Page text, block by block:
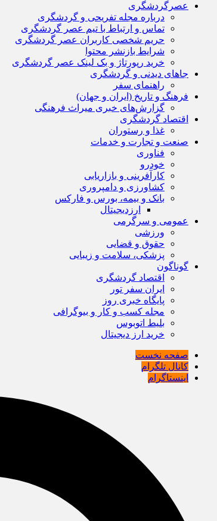
عصرگردشگری
درباره مجله تفریحی و گردشگری
تماس و ارتباط با تیم عصر گردشگری
حریم شخصی کاربران عصر گردشگری
شرایط بازنشر محتوا
خرید رپورتاژ و بک لینک عصر گردشگری
جاهای دیدنی و گردشگری
راهنمای سفر
فرهنگ و تاریخ (ایران و جهان)
گزارش‌های خبری میراث فرهنگی
اقتصاد گردشگری
غذا و رستوران
صنعت و تجارت و خدمات
فناوری
خودرو
کارآفرینی و بازاریابی
کشاورزی و دامپروری
بانک و بیمه، بورس و فارکس
ارزدیجیتال
عمومی و سرگرمی
ورزشی
حقوق و قضایی
پزشکی، سلامت و زیبایی
گوناگون
اقتصاد گردشگری
ایران سفر تور
پایگاه خبری روز
مجله کسب و کار و بیوگرافی
بلیط اتوبوس
خرید ارز دیجیتال
صفحه نخست
کانال تلگرام
اینستاگرام